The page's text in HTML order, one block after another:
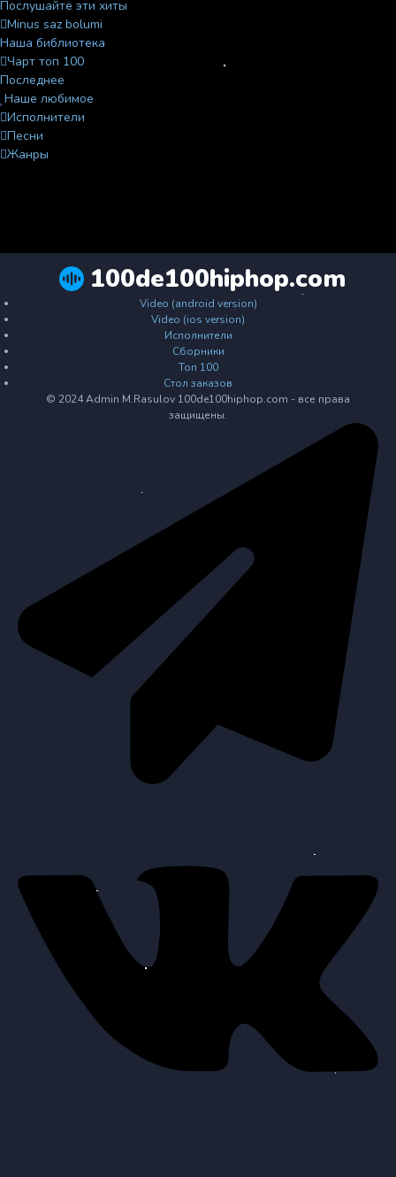
Послушайте эти хиты
Minus saz bolumi
Наша библиотека
Чарт топ 100
Последнее
Наше любимое
Исполнители
Песни
Жанры
100de100hiphop.com
Video (android version)
Video (ios version)
Исполнители
Сборники
Топ 100
Стол заказов
© 2024 Admin M.Rasulov 100de100hiphop.com - все права
защищены.